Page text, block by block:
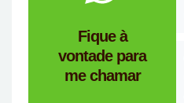
Fique à
vontade para
me chamar
Personalizado é a
empresa de
brindes certa para